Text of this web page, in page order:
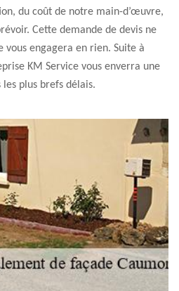
du coût de notre main-d’œuvre,
Cette demande de devis ne
vous engagera en rien. Suite à
KM Service vous enverra une
plus brefs délais.